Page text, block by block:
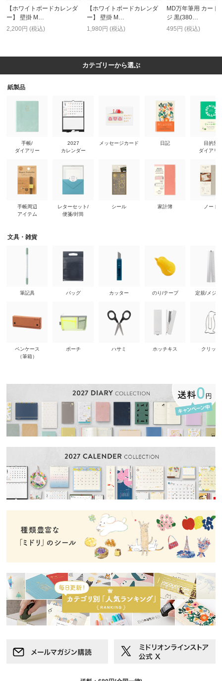
【ホワイトボードカレンダ
ー】 壁掛 M…
2,200円 (税込)
【ホワイトボードカレンダ
ー】 壁掛 M…
1,980円 (税込)
MD万年筆用 カート
ジ 黒(380…
495円 (税込)
カテゴリーから選ぶ
紙製品
手帳/
ダイアリー
手帳周辺
アイテム
2027
カレンダー
レターセット/
便箋/封筒
メッセージカード
シール
日記
家計簿
目的別
ダイアリ
ノート
文具・雑貨
筆記具
ペンケース
（筆箱）
バッグ
ポーチ
カッター
ハサミ
のり/テープ
ホッチキス
定規/メジ
クリップ